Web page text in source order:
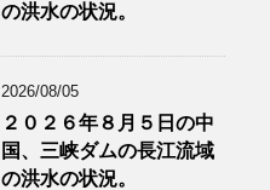
の洪水の状況。
2026/08/05
２０２６年８月５日の中
国、三峡ダムの長江流域
の洪水の状況。